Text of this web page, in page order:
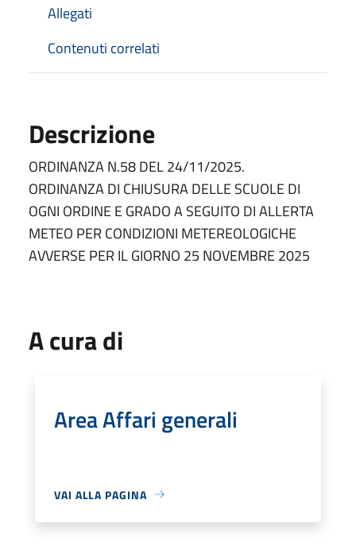
Allegati
Contenuti correlati
Descrizione
ORDINANZA N.58 DEL 24/11/2025.
ORDINANZA DI CHIUSURA DELLE SCUOLE DI
OGNI ORDINE E GRADO A SEGUITO DI ALLERTA
METEO PER CONDIZIONI METEREOLOGICHE
AVVERSE PER IL GIORNO 25 NOVEMBRE 2025
A cura di
Area Affari generali
VAI ALLA PAGINA